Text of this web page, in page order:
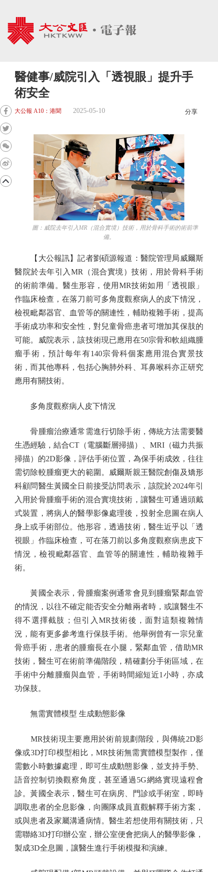
醫健事/威院引入「透視眼」提升手
術安全
大公報 A10：港聞 2025-05-10 分享
圖：威院去年引入MR（混合實境）技術，用於骨科手術的術前準
備。
【大公報訊】記者劉碩源報道：醫院管理局威爾斯
醫院於去年引入MR（混合實境）技術，用於骨科手術
的術前準備。醫生形容，使用MR技術如用「透視眼」
作臨床檢查，在落刀前可多角度觀察病人的皮下情況，
檢視毗鄰器官、血管等的關連性，輔助複雜手術，提高
手術成功率和安全性，對兒童骨癌患者可增加其保肢的
可能。威院表示，該技術現已應用在50宗骨和軟組織腫
瘤手術，預計每年有140宗骨科個案應用混合實景技
術，而其他專科，包括心胸肺外科、耳鼻喉科亦正研究
應用有關技術。
多角度觀察病人皮下情況
骨腫瘤治療通常需進行切除手術，傳統方法需要醫
生憑經驗，結合CT（電腦斷層掃描）、MRI（磁力共振
掃描）的2D影像，評估手術位置，為保手術成效，往往
需切除較腫瘤更大的範圍。威爾斯親王醫院創傷及矯形
科顧問醫生黃國全日前接受訪問表示，該院於2024年引
入用於骨腫瘤手術的混合實境技術，讓醫生可通過頭戴
式裝置，將病人的醫學影像處理後，投射全息圖在病人
身上或手術部位。他形容，透過技術，醫生近乎以「透
視眼」作臨床檢查，可在落刀前以多角度觀察病患皮下
情況，檢視毗鄰器官、血管等的關連性，輔助複雜手
術。
黃國全表示，骨腫瘤案例通常會見到腫瘤緊鄰血管
的情況，以往不確定能否安全分離兩者時，或讓醫生不
得不選擇截肢；但引入MR技術後，面對這類複雜情
況，能有更多參考進行保肢手術。他舉例曾有一宗兒童
骨癌手術，患者的腫瘤長在小腿，緊鄰血管，借助MR
技術，醫生可在術前準備階段，精確劃分手術區域，在
手術中分離腫瘤與血管，手術時間縮短近1小時，亦成
功保肢。
無需實體模型 生成動態影像
MR技術現主要應用於術前規劃階段，與傳統2D影
像或3D打印模型相比，MR技術無需實體模型製作，僅
需數小時數據處理，即可生成動態影像，並支持手勢、
語音控制切換觀察角度，甚至通過5G網絡實現遠程會
診。黃國全表示，醫生可在病房、門診或手術室，即時
調取患者的全息影像，向團隊成員直觀解釋手術方案，
或與患者及家屬溝通病情。醫生若想使用有關技術，只
需聯絡3D打印辦公室，辦公室便會把病人的醫學影像，
製成3D全息圖，讓醫生進行手術模擬和演練。